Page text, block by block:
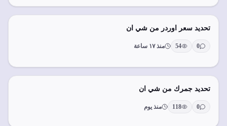
تحديد سعر اوردر من شي ان
0
54 منذ ١٧ ساعة
تحديد جمرك من شي ان
0
118 منذ يوم